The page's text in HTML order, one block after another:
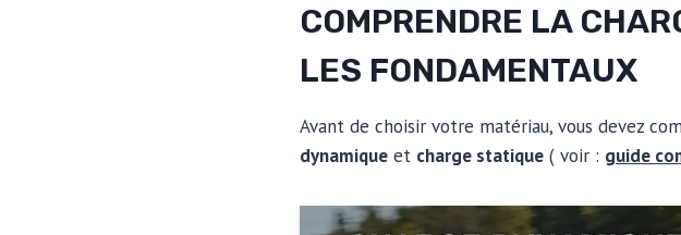
COMPRENDRE LA
LES FONDAMENTAUX
Avant de choisir votre matériau, vous devez
dynamique et charge statique ( voir : guide